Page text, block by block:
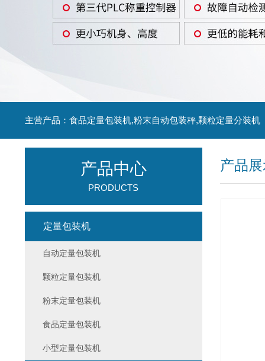
主营产品：食品定量包装机,粉末自动包装秤,颗粒定量分装机
产品
产品中心
PRODUCTS
定量包装机
自动定量包装机
颗粒定量包装机
粉末定量包装机
食品定量包装机
小型定量包装机